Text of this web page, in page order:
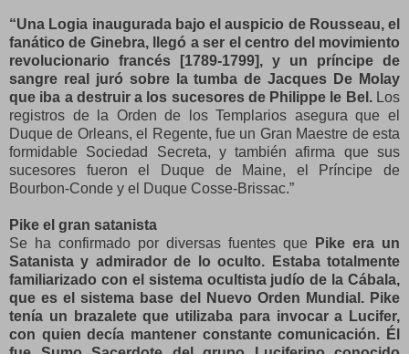
“Una Logia inaugurada bajo el auspicio de Rousseau, el
fanático de Ginebra, llegó a ser el centro del movimiento
revolucionario francés [1789-1799], y un príncipe de
sangre real juró sobre la tumba de Jacques De Molay
que iba a destruir a los sucesores de Philippe le Bel. Los
registros de la Orden de los Templarios asegura que el
Duque de Orleans, el Regente, fue un Gran Maestre de esta
formidable Sociedad Secreta, y también afirma que sus
sucesores fueron el Duque de Maine, el Príncipe de
Bourbon-Conde y el Duque Cosse-Brissac.”
Pike el gran satanista
Se ha confirmado por diversas fuentes que
Pike era un
Satanista y admirador de lo oculto. Estaba totalmente
familiarizado con el sistema ocultista judío de la Cábala,
que es el sistema base del Nuevo Orden Mundial. Pike
tenía un brazalete que utilizaba para invocar a Lucifer,
con quien decía mantener constante comunicación. Él